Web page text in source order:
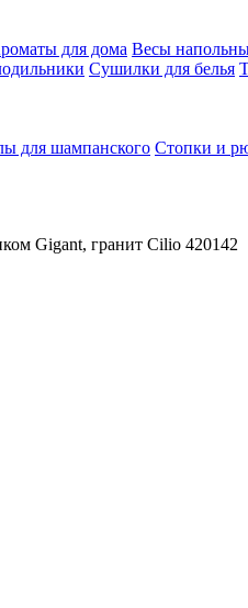
для дома Весы
Сушилки для белья
для шампанского Стопки и
Gigant, гранит Cilio 420142